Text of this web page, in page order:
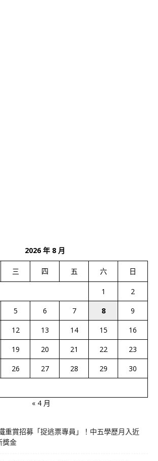
2026 年 8 月
三 四 五 六 日
1
2
5 6 7 8
9
12 13 14 15
16
19 20 21 22
23
26 27 28 29
30
« 4 月
重賞招募「捉逃票專員」！中五學歷月入近
獎金